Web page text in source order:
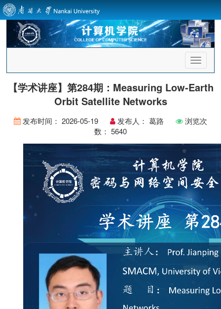
首
页
航
【学术讲座】第284期：Measuring Low-Earth
Orbit Satellite Networks
发布时间： 2026-05-19 发布人： 葛路
浏览次
数： 5640